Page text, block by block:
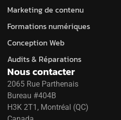
Marketing de contenu
Formations numériques
Conception Web
Audits & Réparations
Nous contacter
2065 Rue Parthenais
Bureau #404B
H3K 2T1, Montréal (QC)